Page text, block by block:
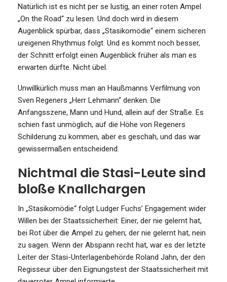
Natürlich ist es nicht per se lustig, an einer roten Ampel
„On the Road“ zu lesen. Und doch wird in diesem
Augenblick spürbar, dass „Stasikomödie“ einem sicheren
ureigenen Rhythmus folgt. Und es kommt noch besser,
der Schnitt erfolgt einen Augenblick früher als man es
erwarten dürfte. Nicht übel.
Unwillkürlich muss man an Haußmanns Verfilmung von
Sven Regeners „Herr Lehmann“ denken. Die
Anfangsszene, Mann und Hund, allein auf der Straße. Es
schien fast unmöglich, auf die Höhe von Regeners
Schilderung zu kommen, aber es geschah, und das war
gewissermaßen entscheidend.
Nichtmal die Stasi-Leute sind
bloße Knallchargen
In „Stasikomödie“ folgt Ludger Fuchs’ Engagement wider
Willen bei der Staatssicherheit: Einer, der nie gelernt hat,
bei Rot über die Ampel zu gehen; der nie gelernt hat, nein
zu sagen. Wenn der Abspann recht hat, war es der letzte
Leiter der Stasi-Unterlagenbehörde Roland Jahn, der den
Regisseur über den Eignungstest der Staatssicherheit mit